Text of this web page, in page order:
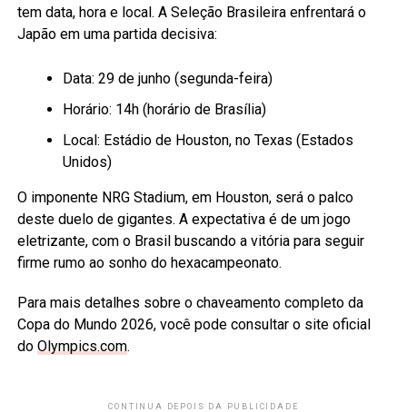
tem data, hora e local. A Seleção Brasileira enfrentará o
Japão em uma partida decisiva:
Data: 29 de junho (segunda-feira)
Horário: 14h (horário de Brasília)
Local: Estádio de Houston, no Texas (Estados
Unidos)
O imponente NRG Stadium, em Houston, será o palco
deste duelo de gigantes. A expectativa é de um jogo
eletrizante, com o Brasil buscando a vitória para seguir
firme rumo ao sonho do hexacampeonato.
Para mais detalhes sobre o chaveamento completo da
Copa do Mundo 2026, você pode consultar o site oficial
do Olympics.com.
CONTINUA DEPOIS DA PUBLICIDADE